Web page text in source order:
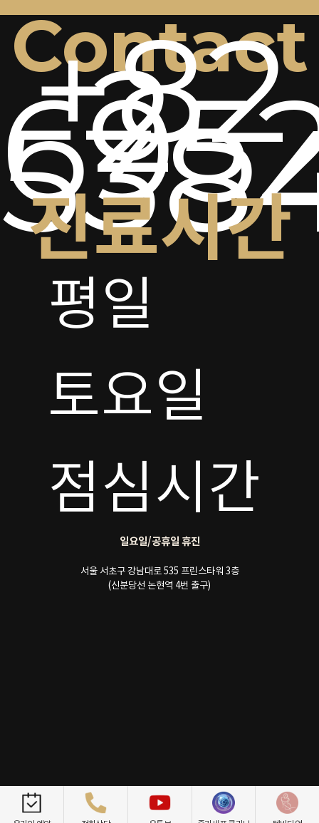
Contact
+82
2-
진료시간
평일
토요일
점심시간
일요일/공휴일 휴진
서울 서초구 강남대로 535 프린스타워 3층
(신분당선 논현역 4번 출구)